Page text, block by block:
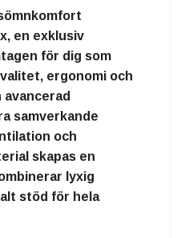
, en exklusiv
för dig som
ergonomi och
avancerad
samverkande
och
skapas en
lyxig
stöd för hela